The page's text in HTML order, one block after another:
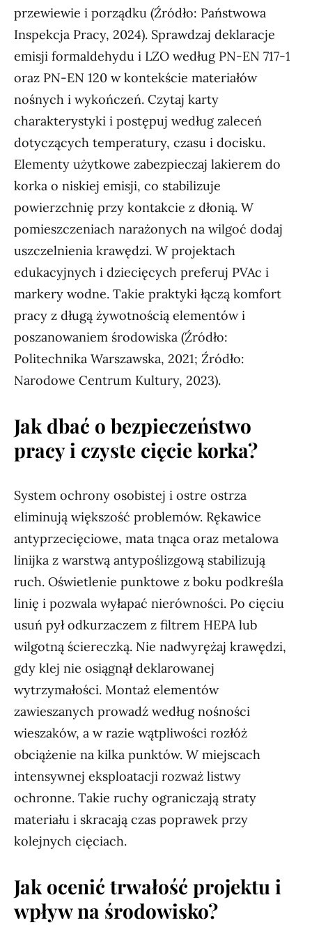
przewiewie i porządku (Źródło: Państwowa
Inspekcja Pracy, 2024). Sprawdzaj deklaracje
emisji formaldehydu i LZO według PN-EN 717-1
oraz PN-EN 120 w kontekście materiałów
nośnych i wykończeń. Czytaj karty
charakterystyki i postępuj według zaleceń
dotyczących temperatury, czasu i docisku.
Elementy użytkowe zabezpieczaj lakierem do
korka o niskiej emisji, co stabilizuje
powierzchnię przy kontakcie z dłonią. W
pomieszczeniach narażonych na wilgoć dodaj
uszczelnienia krawędzi. W projektach
edukacyjnych i dziecięcych preferuj PVAc i
markery wodne. Takie praktyki łączą komfort
pracy z długą żywotnością elementów i
poszanowaniem środowiska (Źródło:
Politechnika Warszawska, 2021; Źródło:
Narodowe Centrum Kultury, 2023).
Jak dbać o bezpieczeństwo
pracy i czyste cięcie korka?
System ochrony osobistej i ostre ostrza
eliminują większość problemów. Rękawice
antyprzecięciowe, mata tnąca oraz metalowa
linijka z warstwą antypoślizgową stabilizują
ruch. Oświetlenie punktowe z boku podkreśla
linię i pozwala wyłapać nierówności. Po cięciu
usuń pył odkurzaczem z filtrem HEPA lub
wilgotną ściereczką. Nie nadwyrężaj krawędzi,
gdy klej nie osiągnął deklarowanej
wytrzymałości. Montaż elementów
zawieszanych prowadź według nośności
wieszaków, a w razie wątpliwości rozłóż
obciążenie na kilka punktów. W miejscach
intensywnej eksploatacji rozważ listwy
ochronne. Takie ruchy ograniczają straty
materiału i skracają czas poprawek przy
kolejnych cięciach.
Jak ocenić trwałość projektu i
wpływ na środowisko?